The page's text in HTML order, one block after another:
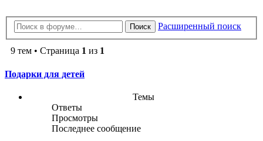
Поиск Расширенный поиск
9 тем • Страница 1 из 1
Подарки для детей
Темы
Ответы
Просмотры
Последнее сообщение